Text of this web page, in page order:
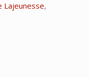
Lajeunesse,